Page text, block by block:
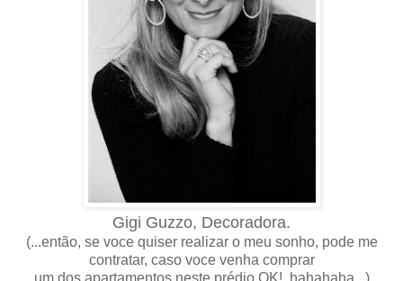
Gigi Guzzo, Decoradora.
(...então, se voce quiser realizar o meu sonho, pode me
contratar, caso voce venha comprar
um dos apartamentos neste prédio OK! hahahaha...)